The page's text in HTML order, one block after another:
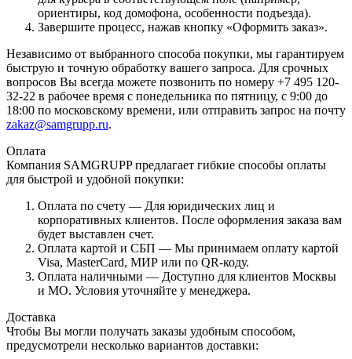
ориентиры, код домофона, особенности подъезда).
Завершите процесс, нажав кнопку «Оформить заказ».
Независимо от выбранного способа покупки, мы гарантируем
быструю и точную обработку вашего запроса. Для срочных
вопросов Вы всегда можете позвонить по номеру +7 495 120-
32-22 в рабочее время с понедельника по пятницу, с 9:00 до
18:00 по московскому времени, или отправить запрос на почту
zakaz@samgrupp.ru.
Оплата
Компания SAMGRUPP предлагает гибкие способы оплаты
для быстрой и удобной покупки:
Оплата по счету — Для юридических лиц и
корпоративных клиентов. После оформления заказа вам
будет выставлен счет.
Оплата картой и СБП — Мы принимаем оплату картой
Visa, MasterCard, МИР или по QR-коду.
Оплата наличными — Доступно для клиентов Москвы
и МО. Условия уточняйте у менеджера.
Доставка
Чтобы Вы могли получать заказы удобным способом,
предусмотрели несколько вариантов доставки: